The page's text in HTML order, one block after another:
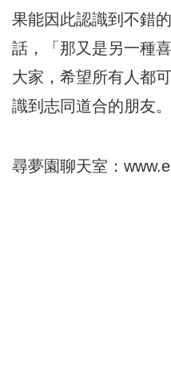
果能因此認識到不錯
話，「那又是另一種
大家，希望所有人都
識到志同道合的朋友。
尋夢園聊天室：